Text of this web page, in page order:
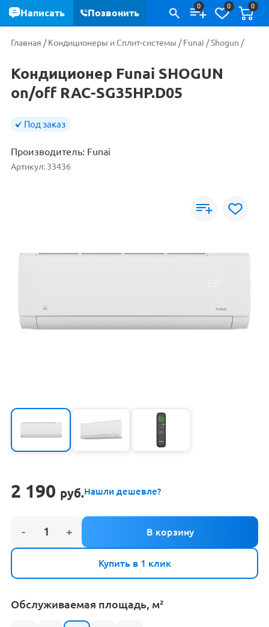
0 0 0
Главная /Кондиционеры и Сплит-системы /Funai /Shogun /
Кондиционер Funai SHOGUN
on/off RAC-SG35HP.D05
Под заказ
Производитель: Funai
Артикул: 33436
2 190 руб.Нашли дешевле?
Купить в 1 клик
Обслуживаемая площадь, м²
Написать Позвонить